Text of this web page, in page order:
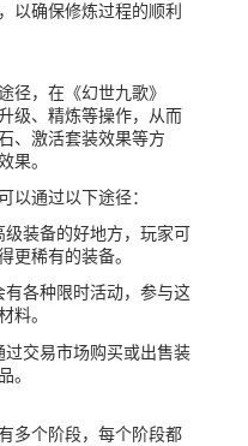
以确保修炼过程的顺利
径，在《幻世九歌》
级、精炼等操作，从而
、激活套装效果等方
果。
以通过以下途径：
装备的好地方，玩家可
更稀有的装备。
有各种限时活动，参与这
料。
过交易市场购买或出售装
。
多个阶段，每个阶段都